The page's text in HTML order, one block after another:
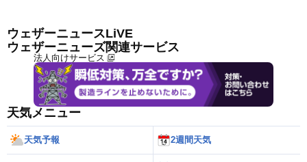
ウェザーニュースLiVE
ウェザーニューズ関連サービス
法人向けサービス
天気メニュー
天気予報 2週間天気